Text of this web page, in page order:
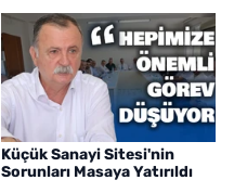
Küçük Sanayi Sitesi'nin
Sorunları Masaya Yatırıldı